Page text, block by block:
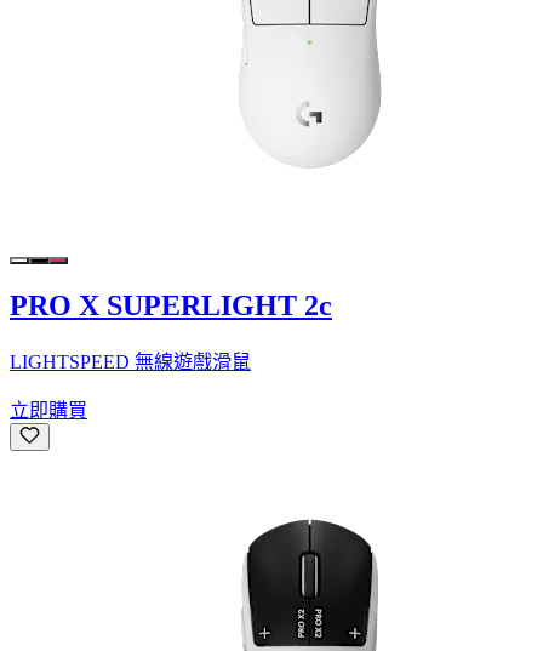
PRO X SUPERLIGHT 2c
LIGHTSPEED 無線遊戲滑鼠
立即購買